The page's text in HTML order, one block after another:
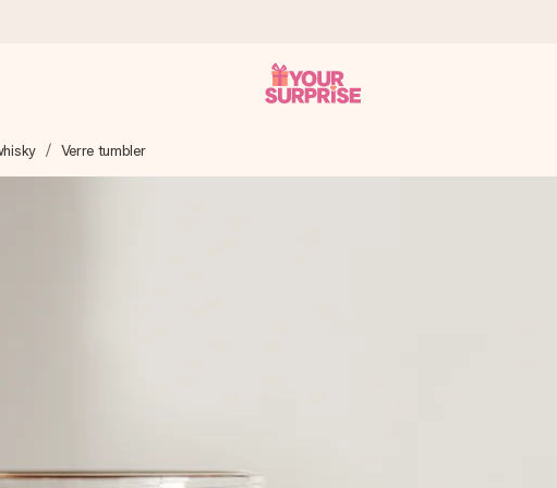
en un éclair – pour que vous puissiez l’offrir au bon moment, quand
Verre tumbler